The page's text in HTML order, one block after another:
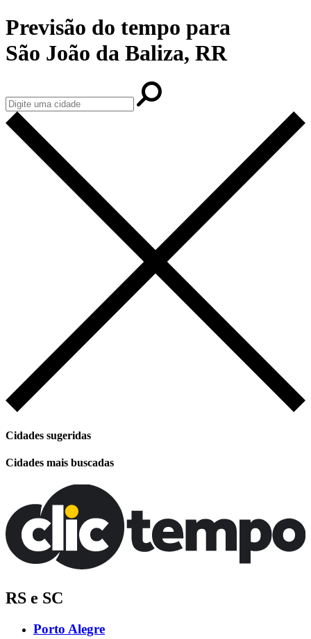
Previsão do tempo para
São João da Baliza, RR
Cidades sugeridas
Cidades mais buscadas
RS e SC
Porto Alegre